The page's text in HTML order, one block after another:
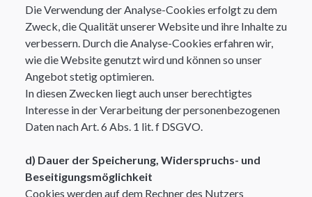
Die Verwendung der Analyse-Cookies erfolgt zu dem
Zweck, die Qualität unserer Website und ihre Inhalte zu
verbessern. Durch die Analyse-Cookies erfahren wir,
wie die Website genutzt wird und können so unser
Angebot stetig optimieren.
In diesen Zwecken liegt auch unser berechtigtes
Interesse in der Verarbeitung der personenbezogenen
Daten nach Art. 6 Abs. 1 lit. f DSGVO. ​
d) Dauer der Speicherung, Widerspruchs- und
Beseitigungsmöglichkeit
Cookies werden auf dem Rechner des Nutzers